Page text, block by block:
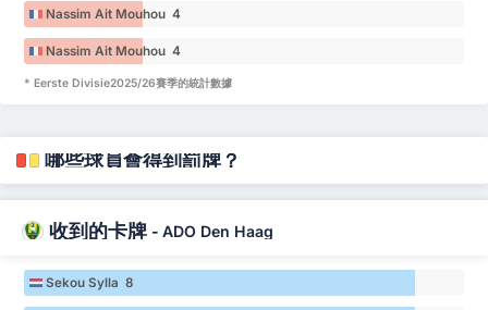
Nassim Ait Mouhou 4
Nassim Ait Mouhou 4
* Eerste Divisie2025/26賽季的統計數據
哪些球員會得到罰牌？
收到的卡牌 - ADO Den Haag
Sekou Sylla 8